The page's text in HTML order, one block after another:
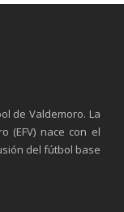
de Valdemoro. La
(EFV) nace con el
del fútbol base